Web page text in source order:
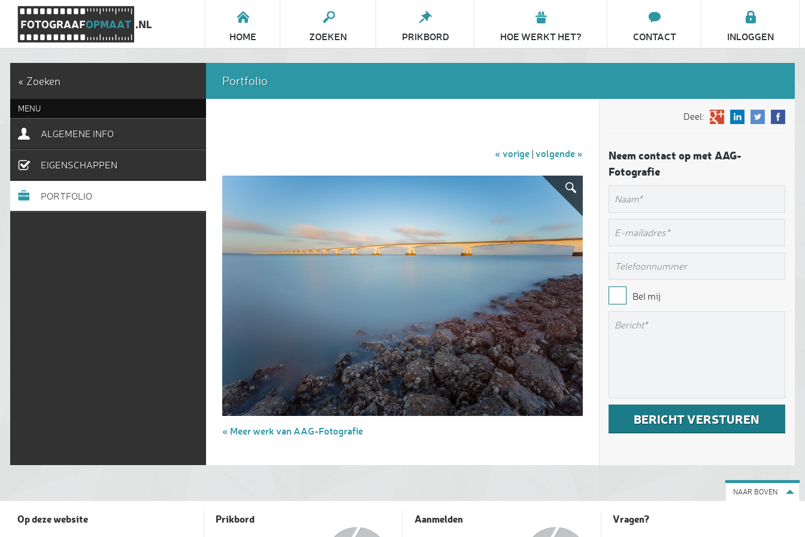
INLOGGEN
CONTACT
HOE WERKT HET?
PRIKBORD
ZOEKEN
HOME
« Zoeken
MENU
ALGEMENE INFO
EIGENSCHAPPEN
PORTFOLIO
Portfolio
« vorige |volgende »
« Meer werk van AAG-Fotografie
Deel:
Neem contact op met AAG-
Fotografie
Bel mij
NAAR BOVEN
Op deze website Prikbord Aanmelden Vragen?